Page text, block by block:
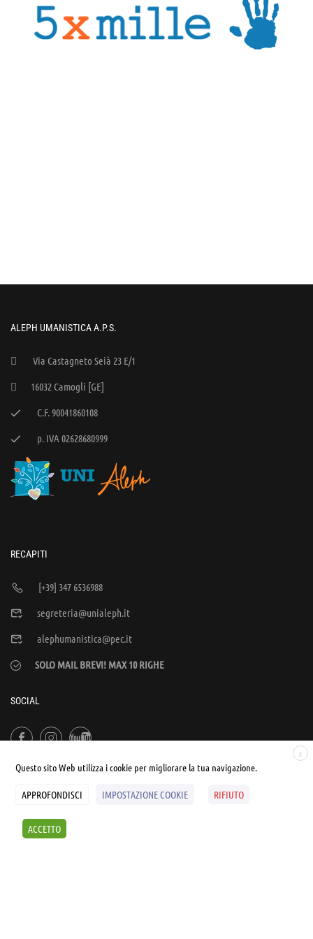
ALEPH UMANISTICA A.P.S.
Via Castagneto Seià 23 E/1
16032 Camogli [GE]
C.F. 90041860108
p. IVA 02628680999
RECAPITI
[+39] 347 6536988
segreteria@unialeph.it
alephumanistica@pec.it
SOLO MAIL BREVI! MAX 10 RIGHE
SOCIAL
Sintesi e liberatorie
X
Questo sito Web utilizza i cookie per migliorare la tua navigazione.
APPROFONDISCI IMPOSTAZIONE COOKIE RIFIUTO
ACCETTO